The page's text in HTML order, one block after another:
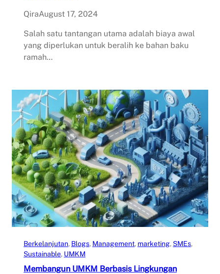
QiraAugust 17, 2024
Salah satu tantangan utama adalah biaya awal
yang diperlukan untuk beralih ke bahan baku
ramah…
Berkelanjutan, Blogs, Management, marketing, SMEs
Sustainable, UMKM
Membangun UMKM Berbasis Lingkungan